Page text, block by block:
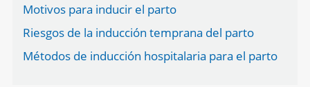
Motivos para inducir el parto
Riesgos de la inducción temprana del parto
Métodos de inducción hospitalaria para el parto